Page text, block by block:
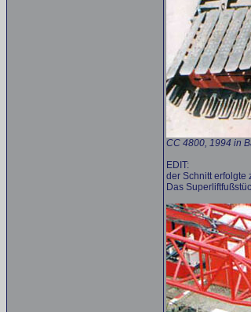
CC 4800, 1994 in
EDIT:
der Schnitt erfolgte
Das